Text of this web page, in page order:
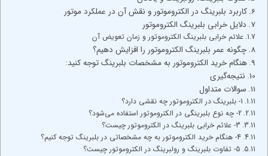
کاربرد بلبرینگ در الکتروموتور و نقش آن در عملکرد موتور
دلایل خرابی بلبرینگ الکتروموتور
علائم خرابی بلبرینگ الکتروموتور و زمان تعویض آن
چگونه عمر بلبرینگ الکتروموتور را افزایش دهیم؟
هنگام خرید الکتروموتور به مشخصات بلبرینگ توجه کنید:
نتیجه‌گیری
سوالات متداول
1- بلبرینگ در الکتروموتور چه نقشی دارد؟
2- چه نوع بلبرینگی در الکتروموتور استفاده می‌شود؟
3- علائم خرابی بلبرینگ در الکتروموتور چیست؟
4- هنگام خرید الکتروموتور به چه مشخصاتی در بلبرینگ توجه کنیم؟
5- تفاوت بلبرینگ و رولبرینگ در الکتروموتور چیست؟